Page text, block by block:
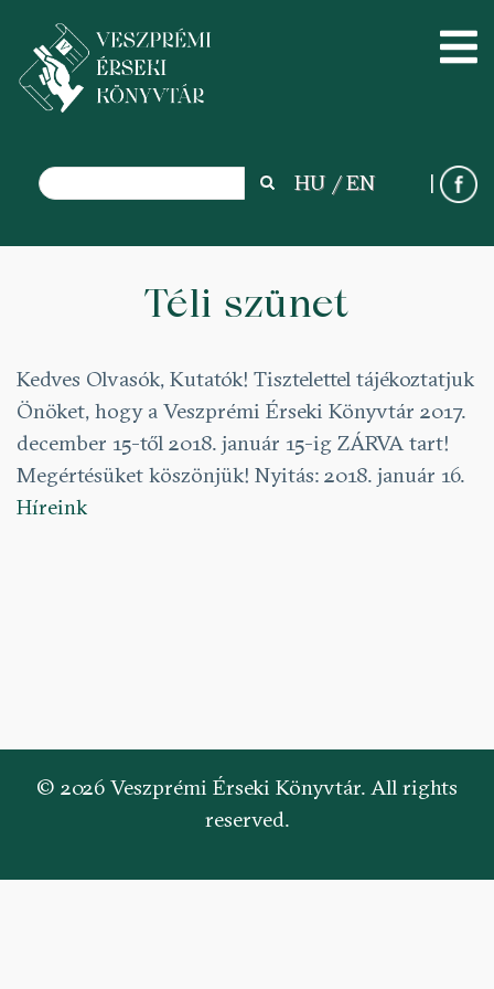
Search
Search HU EN
Téli szünet
Kedves Olvasók, Kutatók! Tisztelettel tájékoztatjuk
Önöket, hogy a Veszprémi Érseki Könyvtár 2017.
december 15-től 2018. január 15-ig ZÁRVA tart!
Megértésüket köszönjük! Nyitás: 2018. január 16.
Híreink
© 2026 Veszprémi Érseki Könyvtár. All rights
reserved.